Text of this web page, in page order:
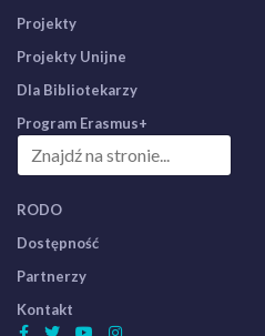
Projekty
Projekty Unijne
Dla Bibliotekarzy
Program Erasmus+
RODO
Dostępność
Partnerzy
Kontakt